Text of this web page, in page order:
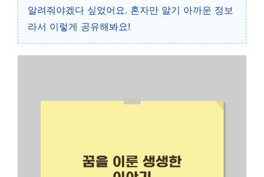
알려줘야겠다 싶었어요. 혼자만 알기 아까운 정보
라서 이렇게 공유해봐요!